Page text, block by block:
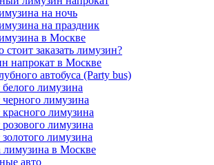
на ночь
на праздник
в Москве
стоит заказать лимузин?
напрокат в Москве
автобуса (Party bus)
лимузина
лимузина
лимузина
лимузина
лимузина
лимузина в Москве
авто